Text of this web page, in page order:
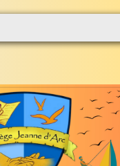
▼
▼